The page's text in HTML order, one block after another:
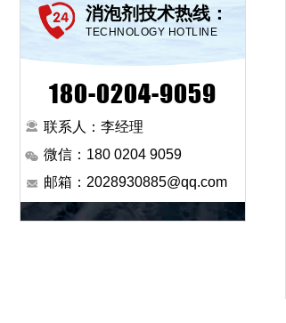
消泡剂技术热线：
TECHNOLOGY HOTLINE
180-0204-9059
联系人：李经理
微信：180 0204 9059
邮箱：2028930885@qq.com